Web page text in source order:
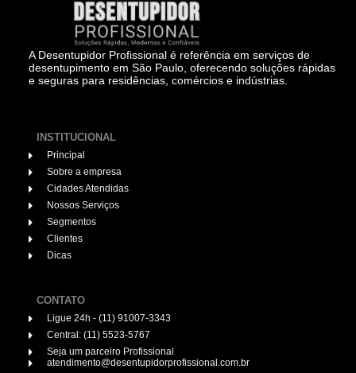
A Desentupidor Profissional é referência em serviços de
desentupimento em São Paulo, oferecendo soluções rápidas
e seguras para residências, comércios e indústrias.
INSTITUCIONAL
Principal
Sobre a empresa
Cidades Atendidas
Nossos Serviços
Segmentos
Clientes
Dicas
CONTATO
Ligue 24h - (11) 91007-3343
Central: (11) 5523-5767
Seja um parceiro Profissional
atendimento@desentupidorprofissional.com.br